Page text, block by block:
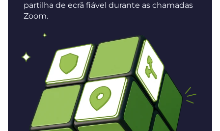
partilha de ecrã fiável durante as chamadas
Zoom.